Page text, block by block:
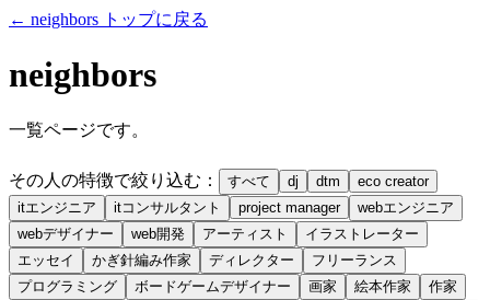
← neighbors トップに戻る
neighbors
一覧ページです。
その人の特徴で絞り込む： すべて dj dtm
eco creator
itエンジニア
itコンサルタント project manager
webエンジニア
webデザイナー
web開発 アーティスト
イラストレーター
エッセイ
かぎ針編み作家 ディレクター
フリーランス
プログラミング
ボードゲームデザイナー 画家 絵本作家
作家